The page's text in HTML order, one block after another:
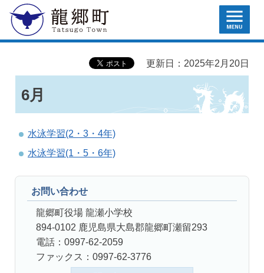
龍郷町 MENU
更新日：2025年2月20日
6月
水泳学習(2・3・4年)
水泳学習(1・5・6年)
お問い合わせ
龍郷町役場 龍瀬小学校
894-0102 鹿児島県大島郡龍郷町瀬留293
電話：0997-62-2059
ファックス：0997-62-3776